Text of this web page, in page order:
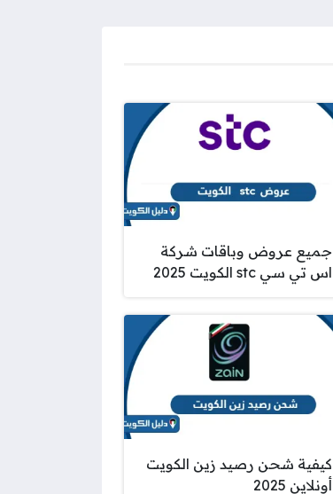
جميع عروض وباقات شركة
اس تي سي stc الكويت 2025
كيفية شحن رصيد زين الكويت
أونلاين 2025